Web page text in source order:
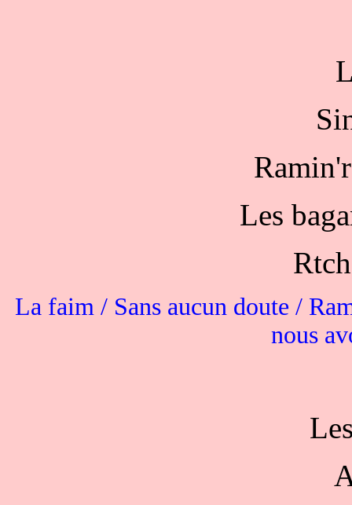
Les
La faim / Sans aucun doute /
nous